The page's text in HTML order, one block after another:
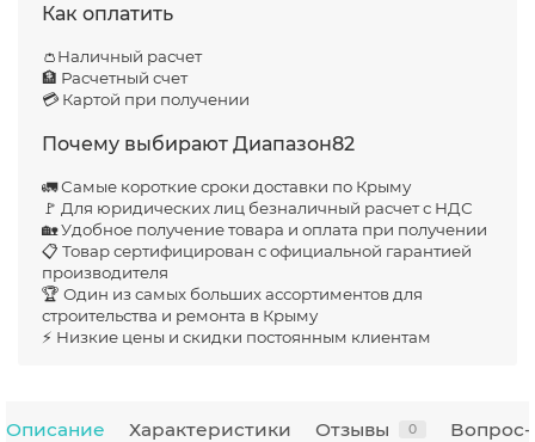
Как оплатить
👛Наличный расчет
🏦 Расчетный счет
💳 Картой при получении
Почему выбирают Диапазон82
🚛 Самые короткие сроки доставки по Крыму
🚩 Для юридических лиц безналичный расчет с НДС
🏡 Удобное получение товара и оплата при получении
📋 Товар сертифицирован с официальной гарантией
производителя
🏆 Один из самых больших ассортиментов для
строительства и ремонта в Крыму
⚡ Низкие цены и скидки постоянным клиентам
Описание Характеристики Отзывы 0 Вопрос-